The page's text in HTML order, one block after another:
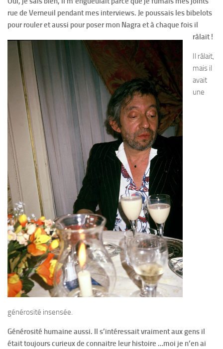
rue de Verneuil pendant mes interviews. Je poussais les bibelots
pour rouler et aussi pour poser mon Nagra et à chaque fois il
râlait !
Il râlait,
mais il
avait
une
générosité insensée.
Générosité humaine aussi. Il s’intéressait vraiment aux gens il
était toujours curieux de connaitre leur histoire …moi je n’en ai